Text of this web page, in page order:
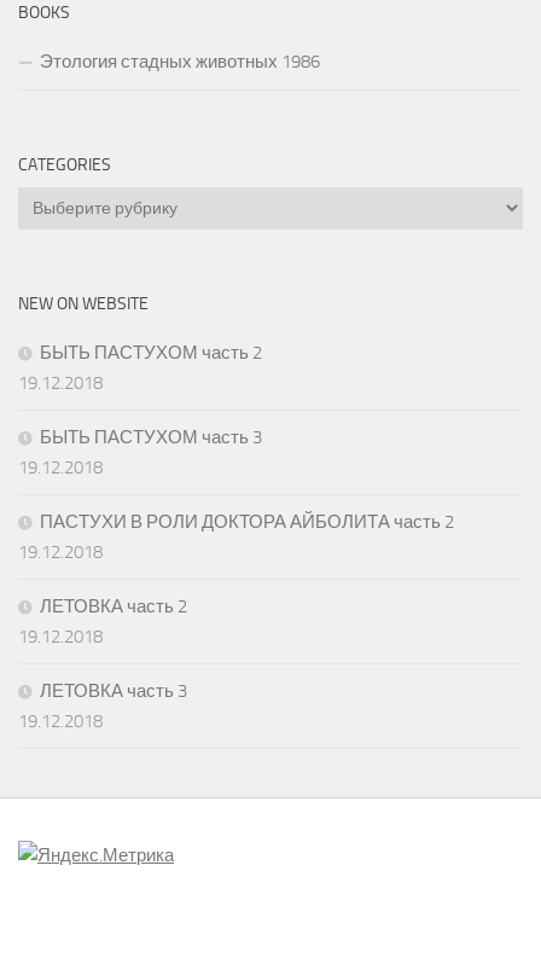
BOOKS
Этология стадных животных 1986
CATEGORIES
Categories
NEW ON WEBSITE
БЫТЬ ПАСТУХОМ часть 2
19.12.2018
БЫТЬ ПАСТУХОМ часть 3
19.12.2018
ПАСТУХИ В РОЛИ ДОКТОРА АЙБОЛИТА часть 2
19.12.2018
ЛЕТОВКА часть 2
19.12.2018
ЛЕТОВКА часть 3
19.12.2018